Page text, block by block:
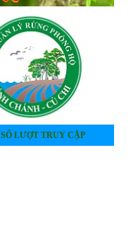
SỐ LƯỢT TRUY CẬP